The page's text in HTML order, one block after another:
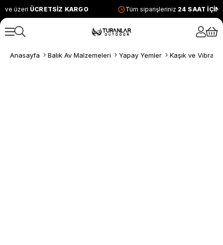
ve üzeri ÜCRETSİZ KARGO Tüm siparişleriniz 24 SAAT
Anasayfa Balık Av Malzemeleri Yapay Yemler Kaşık ve